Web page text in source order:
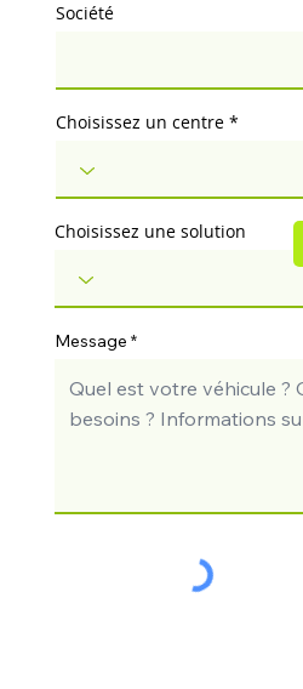
Choisissez un centre
Message
Société
Choisissez une solution